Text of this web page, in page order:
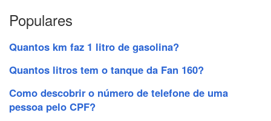
Populares
Quantos km faz 1 litro de gasolina?
Quantos litros tem o tanque da Fan 160?
Como descobrir o número de telefone de uma
pessoa pelo CPF?